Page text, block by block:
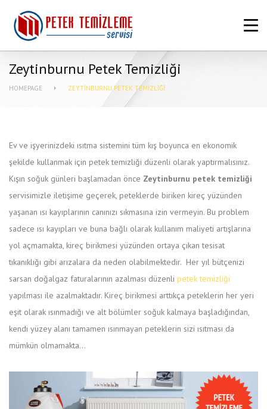
ANASAYFA
HAKKIMIZDA
PETEK TEMIZLEME FIYATLARI
MERKEZI SISTEM TEMIZLIĞI NASIL
MAKINASIZ PETEK TEMIZLEME
İLETIŞIM
Zeytinburnu Petek Temizliği
HOMEPAGE ZEYTINBURNU PETEK TEMIZLIĞI
Ev ve işyerinizdeki ısıtma sistemini tüm kış boyunca en ekonomik
şekilde kullanmak için petek temizliği düzenli olarak yaptırmalısınız.
Kışın soğuk günleri başlamadan önce Zeytinburnu petek temizliği
servisimizle iletişime geçerek, peteklerde biriken kireç yüzünden
yaşanan ısı kayıplarının canınızı sıkmasına izin vermeyin. Bu problem
sadece ısı kayıpları ve buna bağlı olarak kullanım maliyeti artışlarına
yol açmamakta, kireç birikmesi yüzünden ortaya çıkan tesisat
tıkanıklığı gibi arızalara da neden olabilmektedir. Her yıl bütçenizi
sarsan doğalgaz faturalarının azalması düzenli petek temizliği
yapılması ile azalmaktadır. Kireç birikmesi arttıkça peteklerin her yeri
eşit olarak ısınmadığı ve alt bölümler soğuk kalmaya başladığından,
kendi yüzey alanı tamamen ısınmayan peteklerin sizi ısıtması da
mümkün olmamakta…